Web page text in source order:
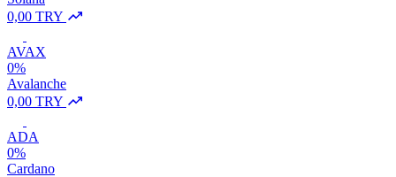
0,00 TRY
AVAX
0%
Avalanche
0,00 TRY
ADA
0%
Cardano